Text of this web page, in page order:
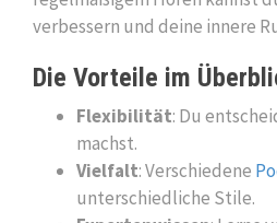
verbessern und deine innere
Die Vorteile im
Flexibilität: Du
machst.
Vielfalt: Verschiedene
unterschiedliche Stile.